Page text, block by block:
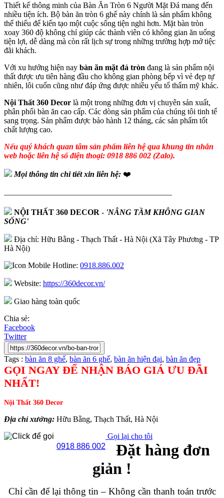
Thiết kế thông minh của Bàn Ăn Tròn 6 Người Mặt Đá mang đến
nhiều tiện ích. Bộ bàn ăn tròn 6 ghế này chính là sản phẩm không
thể thiếu để kiến tạo một cuộc sống tiện nghi hơn. Mặt bàn tròn
xoay 360 độ không chỉ giúp các thành viên có không gian ăn uống
tiện lợi, dễ dàng mà còn rất lịch sự trong những trường hợp mở tiệc
đãi khách.
Với xu hướng hiện nay bàn ăn mặt đá tròn đang là sản phẩm nội
thất được ưu tiên hàng đầu cho không gian phòng bếp vì vẻ đẹp tự
nhiên, lôi cuốn cũng như đáp ứng được nhiều yếu tố thẩm mỹ khác.
Nội Thất 360 Decor là một trong những đơn vị chuyên sản xuất,
phân phối bàn ăn cao cấp. Các dòng sản phẩm của chúng tôi tinh tế
sang trọng. Sản phẩm được bảo hành 12 tháng, các sản phẩm tốt
chất lượng cao.
Nếu quý khách quan tâm sản phẩm liên hệ qua khung tin nhắn
web hoặc liên hệ số điện thoại: 0918 886 002 (Zalo).
Mọi thông tin chi tiết xin liên hệ: ❤️
—————————————————————
NỘI THẤT 360 DECOR - 'NÂNG TẦM KHÔNG GIAN
SỐNG'
Địa chỉ: Hữu Bằng - Thạch Thất - Hà Nội (Xã Tây Phương - TP
Hà Nội)
Hotline: 0918.886.002
Website: https://360decor.vn/
Giao hàng toàn quốc
Chia sẻ:
Facebook
Twitter
Tags : bàn ăn 8 ghế, bàn ăn 6 ghế, bàn ăn hiện đại, bàn ăn đẹp
GỌI NGAY ĐỂ NHẬN BÁO GIÁ ƯU ĐÃI
NHẤT!
Nội Thất 360 Decor
Địa chỉ xưởng: Hữu Bằng, Thạch Thất, Hà Nội
0918 886 002
Gọi lại cho tôi
Đặt hàng đơn
giản !
Chỉ cần để lại thông tin – Không cần thanh toán trước